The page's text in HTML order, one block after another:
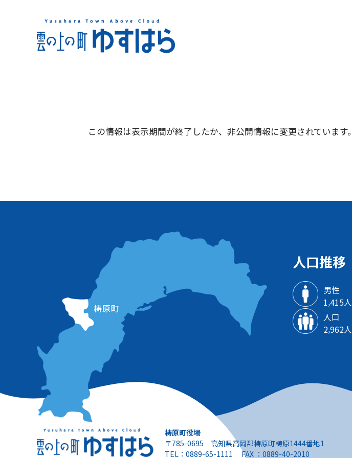
この情報は表示期間が終了したか、非公開情報に変更されています。
人口推移
男性
1‚415人
人口
2‚962人
梼原町役場
〒785-0695 高知県高岡郡梼原町梼原1444番地1
TEL：0889-65-1111 FAX ：0889-40-2010